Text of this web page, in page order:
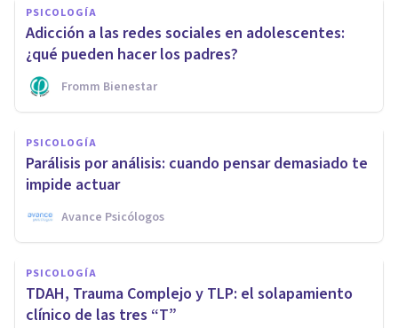
PSICOLOGÍA
Adicción a las redes sociales en adolescentes:
¿qué pueden hacer los padres?
Fromm Bienestar
PSICOLOGÍA
Parálisis por análisis: cuando pensar demasiado te
impide actuar
Avance Psicólogos
PSICOLOGÍA
TDAH, Trauma Complejo y TLP: el solapamiento
clínico de las tres “T”